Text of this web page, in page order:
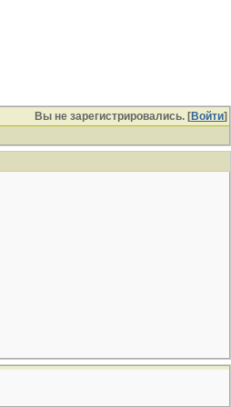
Вы не зарегистрировались. [Войти]